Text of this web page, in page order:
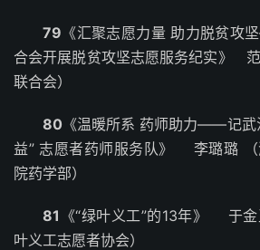
79 《汇聚志愿力量 助力脱贫
合会开展脱贫攻坚志愿服务纪实》
联合会）
80 《温暖所系 药师助力——记武
益” 志愿者药师服务队》 李璐璐 （
院药学部）
81 《“绿叶义工”的13年》 于
叶义工志愿者协会）